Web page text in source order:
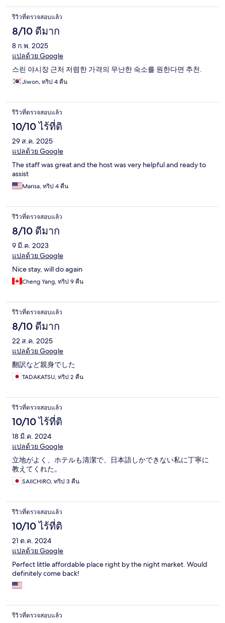
รีวิวที่ตรวจสอบแล้ว
8/10 ดีมาก
8 ก.พ. 2025
แปลด้วย Google
스린 야시장 근처 저렴한 가격의 무난한 숙소를 원한다면 추천.
Jiwon, ทริป 4 คืน
รีวิวที่ตรวจสอบแล้ว
10/10 ไร้ที่ติ
29 ส.ค. 2025
แปลด้วย Google
The staff was great and the host was very helpful and ready to
assist
Marisa, ทริป 4 คืน
รีวิวที่ตรวจสอบแล้ว
8/10 ดีมาก
9 มี.ค. 2023
แปลด้วย Google
Nice stay, will do again
Cheng Yang, ทริป 9 คืน
รีวิวที่ตรวจสอบแล้ว
8/10 ดีมาก
22 ส.ค. 2025
แปลด้วย Google
翻訳など親身でした
TADAKATSU, ทริป 2 คืน
รีวิวที่ตรวจสอบแล้ว
10/10 ไร้ที่ติ
18 มี.ค. 2024
แปลด้วย Google
立地がよく、ホテルも清潔で、日本語しかできない私に丁寧に
教えてくれた。
SAIICHIRO, ทริป 3 คืน
รีวิวที่ตรวจสอบแล้ว
10/10 ไร้ที่ติ
21 ต.ค. 2024
แปลด้วย Google
Perfect little affordable place right by the night market. Would
definitely come back!
รีวิวที่ตรวจสอบแล้ว